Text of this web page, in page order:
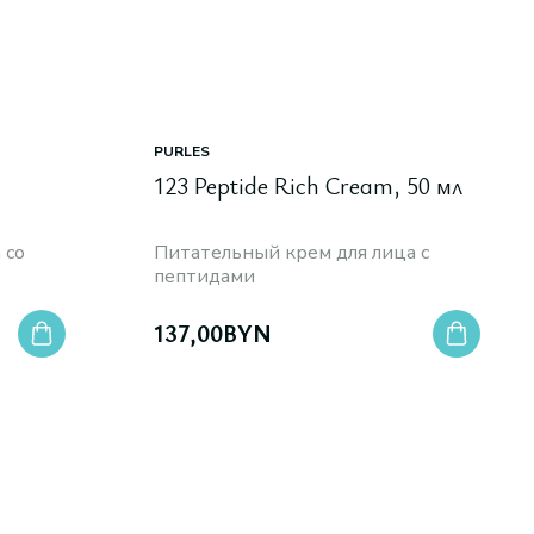
PURLES
123 Peptide Rich Cream, 50 мл
Питательный крем для лица с
пептидами
137,00BYN